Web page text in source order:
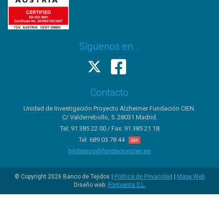
Síguenos en...
Contacto
Unidad de Investigación Proyecto Alzheimer Fundación CIEN.
C/ Valderrebollo, 5. 28031 Madrid.
Tel: 91 385 22 00 / Fax: 91 385 21 18
Tel: 689 03 78 44
24h
biobanco@fundacioncien.es
© Copyright 2026 Banco de Tejidos | Política de Privacidad
Mapa Web
Diseño web: Fontventa S.L.